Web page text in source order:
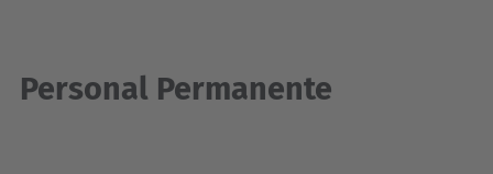
Personal Permanente